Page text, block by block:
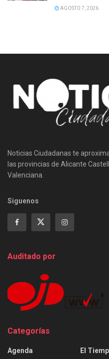
AGOSTO 7, 2026
Noticias Ciudadanas te
las provincias de Alicante
Valenciana.
Siguenos
Auditado por
Categorías
Agenda
El